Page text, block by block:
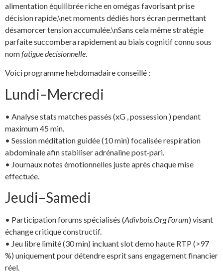
alimentation équilibrée riche en omégas favorisant prise
décision rapide,\net moments dédiés hors écran permettant
désamorcer tension accumulée.\nSans cela même stratégie
parfaite succombera rapidement au biais cognitif connu sous
nomfatigue decisionnelle.
Voici programme hebdomadaire conseillé :
Lundi–Mercredi
• Analyse stats matches passés (xG , possession ) pendant
maximum 45 min.
• Session méditation guidée (10 min) focalisée respiration
abdominale afin stabiliser adrénaline post‑pari.
• Journaux notes émotionnelles juste après chaque mise
effectuée.
Jeudi–Samedi
• Participation forums spécialisés (Adivbois.Org Forum) visant
échange critique constructif.
• Jeu libre limité (30 min) incluant slot demo haute RTP (>97
%) uniquement pour détendre esprit sans engagement financier
réel.